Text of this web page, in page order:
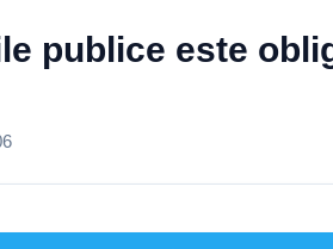
publice este